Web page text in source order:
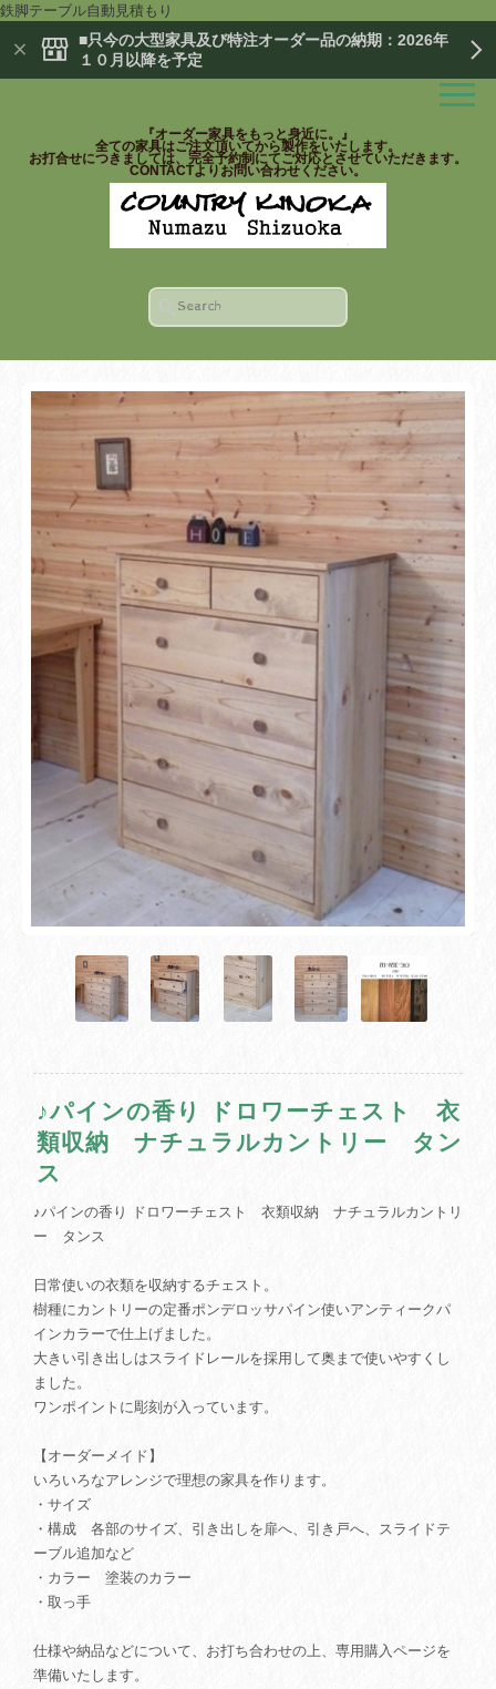
鉄脚テーブル自動見積もり
■只今の大型家具及び特注オーダー品の納期：2026年
１０月以降を予定
『オーダー家具をもっと身近に。』
全ての家具はご注文頂いてから製作をいたします。
お打合せにつきましては、完全予約制にてご対応とさせていただきます。
CONTACTよりお問い合わせください。
♪パインの香り ドロワーチェスト 衣
類収納 ナチュラルカントリー タン
ス
♪パインの香り ドロワーチェスト 衣類収納 ナチュラルカントリ
ー タンス
日常使いの衣類を収納するチェスト。
樹種にカントリーの定番ポンデロッサパイン使いアンティークパ
インカラーで仕上げました。
大きい引き出しはスライドレールを採用して奥まで使いやすくし
ました。
ワンポイントに彫刻が入っています。
【オーダーメイド】
いろいろなアレンジで理想の家具を作ります。
・サイズ
・構成 各部のサイズ、引き出しを扉へ、引き戸へ、スライドテ
ーブル追加など
・カラー 塗装のカラー
・取っ手
仕様や納品などについて、お打ち合わせの上、専用購入ページを
準備いたします。